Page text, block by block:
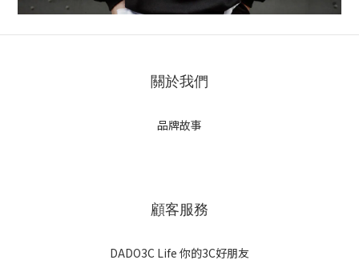
關於我們
品牌故事
顧客服務
DADO3C Life 你的3C好朋友